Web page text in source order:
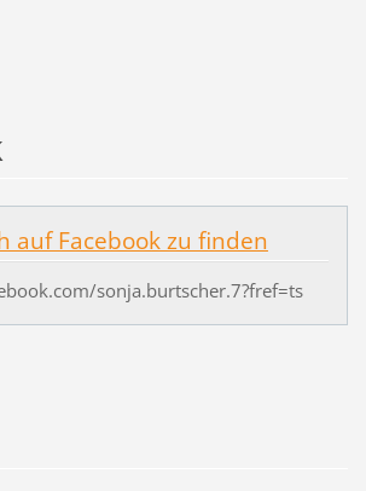
auf Facebook zu finden
sonja.burtscher.7?fref=ts